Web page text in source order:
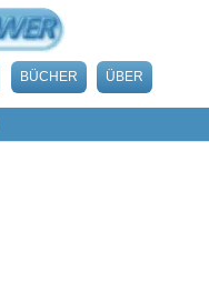
BÜCHER ÜBER